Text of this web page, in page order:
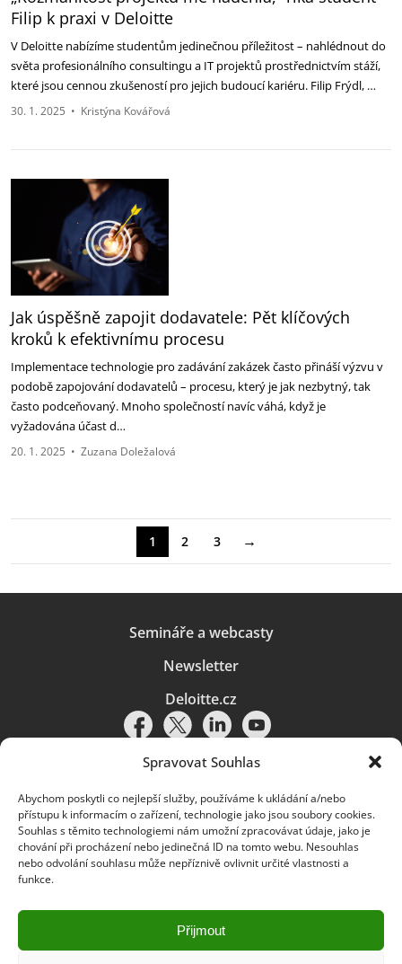
Spravovat Souhlas
Abychom poskytli co nejlepší služby, používáme k ukládání a/nebo
přístupu k informacím o zařízení, technologie jako jsou soubory cookies.
Souhlas s těmito technologiemi nám umožní zpracovávat údaje, jako je
chování při procházení nebo jedinečná ID na tomto webu. Nesouhlas
nebo odvolání souhlasu může nepříznivě ovlivnit určité vlastnosti a
funkce.
Přijmout
Filip k praxi v Deloitte
V Deloitte nabízíme studentům jedinečnou příležitost – nahlédnout do
světa profesionálního consultingu a IT projektů prostřednictvím stáží,
které jsou cennou zkušeností pro jejich budoucí kariéru. Filip Frýdl, …
30. 1. 2025 • Kristýna Kovářová
Jak úspěšně zapojit dodavatele: Pět klíčových
kroků k efektivnímu procesu
Implementace technologie pro zadávání zakázek často přináší výzvu v
podobě zapojování dodavatelů – procesu, který je jak nezbytný, tak
často podceňovaný. Mnoho společností navíc váhá, když je
vyžadována účast d…
20. 1. 2025 • Zuzana Doležalová
1 2 3 →
Semináře a webcasty
Newsletter
Deloitte.cz
Pravidla používání|Ochrana osobních údajů|Soubory cookies |
Deloitte.cz
© 2026. Více informací najdete vPravidlech používání.
Deloitte označuje jednu či více společností globální sítě členských
a přidružené subjekty (souhrnně „organizace Deloitte“). Společnost DTTL
(rovněž označovaná jako „Deloitte Global“) a každá z jejích členských
společností a jejich přidružených subjektů je samostatným a nezávislým
právním subjektem, který není oprávněn zavazovat nebo přijímat závazky